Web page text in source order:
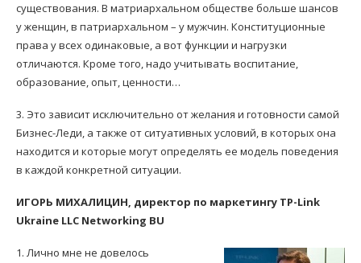
существования. В матриархальном обществе больше шансов
у женщин, в патриархальном – у мужчин. Конституционные
права у всех одинаковые, а вот функции и нагрузки
отличаются. Кроме того, надо учитывать воспитание,
образование, опыт, ценности…
3. Это зависит исключительно от желания и готовности самой
Бизнес-Леди, а также от ситуативных условий, в которых она
находится и которые могут определять ее модель поведения
в каждой конкретной ситуации.
ИГОРЬ МИХАЛИЦИН, директор по маркетингу TP-Link
Ukraine LLC Networking BU
1. Лично мне не довелось